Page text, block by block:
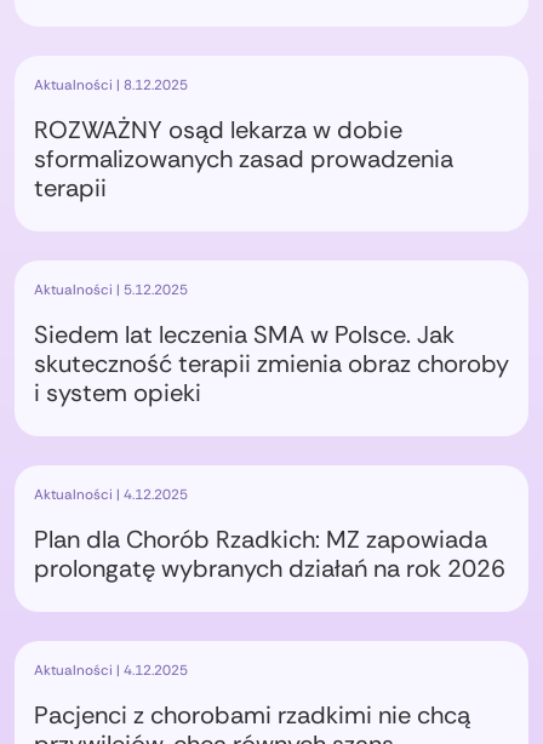
Aktualności | 8.12.2025
ROZWAŻNY osąd lekarza w dobie
sformalizowanych zasad prowadzenia
terapii
Aktualności | 5.12.2025
Siedem lat leczenia SMA w Polsce. Jak
skuteczność terapii zmienia obraz choroby
i system opieki
Aktualności | 4.12.2025
Plan dla Chorób Rzadkich: MZ zapowiada
prolongatę wybranych działań na rok 2026
Aktualności | 4.12.2025
Pacjenci z chorobami rzadkimi nie chcą